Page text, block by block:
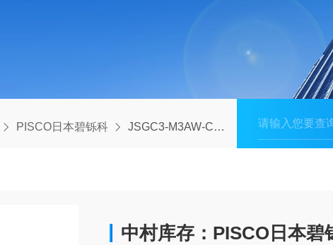
PISCO日本碧铄科 JSGC3-M3AW-C型中村库存：PISCO日本碧铄科弯头结构紧凑
中村库存：PISCO日本碧